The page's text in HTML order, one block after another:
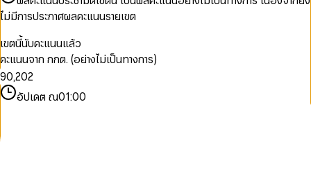
ไม่มีการประกาศผลคะแนนรายเขต
เขตนี้นับคะแนนแล้ว
คะแนนจาก กกต. (อย่างไม่เป็นทางการ)
4
5
6
7
8
90
1
2
,
0
1
2
3
4
0
1
2
0
1
2
3
4
อัปเดต ณ01:00